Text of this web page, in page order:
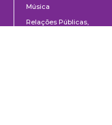
Música
Relações Públicas,